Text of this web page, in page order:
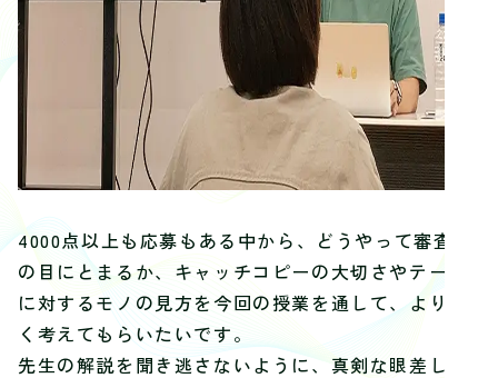
4000点以上も応募もある中から、どうやって審査員
の目にとまるか、キャッチコピーの大切さやテーマ
に対するモノの見方を今回の授業を通して、より深
く考えてもらいたいです。
先生の解説を聞き逃さないように、真剣な眼差しで